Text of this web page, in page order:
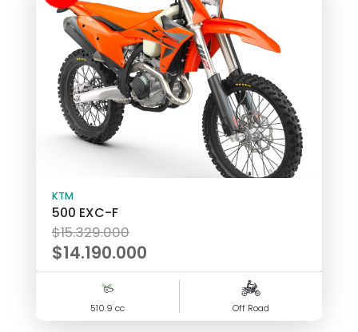
KTM
500 EXC-F
$15.329.000El
precio
original
$15.329.000.
$14.190.000
El
precio
actual510.9 cc Off Road